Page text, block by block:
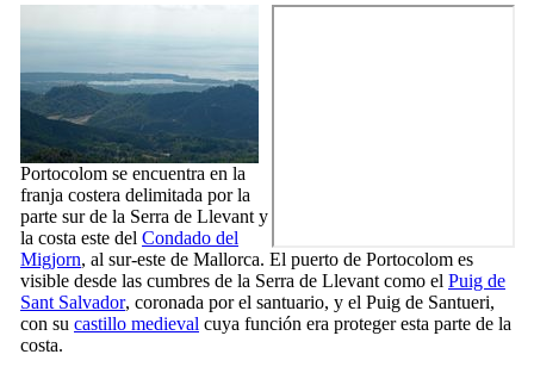
Portocolom se encuentra en la
franja costera delimitada por la
parte sur de la Serra de Llevant y
la costa este del Condado del
Migjorn, al sur-este de Mallorca. El puerto de Portocolom es
visible desde las cumbres de la Serra de Llevant como el Puig de
Sant Salvador, coronada por el santuario, y el Puig de Santueri,
con su castillo medieval cuya función era proteger esta parte de la
costa.